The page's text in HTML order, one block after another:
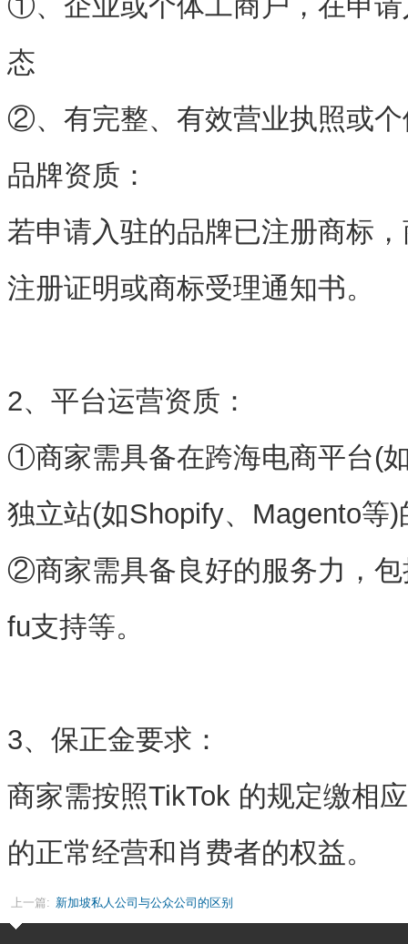
态
②、有完整、有效营业执照或
品牌资质：
若申请入驻的品牌已注册商标
注册证明或商标受理通知书。
2、平台运营资质：
①商家需具备在跨海电商平台(
独立站(如Shopify、Magento等
②商家需具备良好的服务力，
fu支持等。
3、保正金要求：
商家需按照TikTok 的规定缴相
的正常经营和肖费者的权益。
上一篇: 新加坡私人公司与公众公司的区别